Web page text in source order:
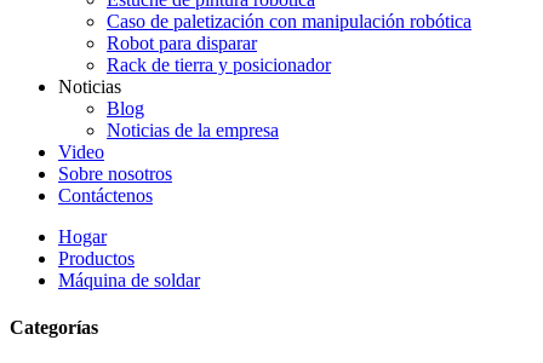
Caso de paletización con manipulación robótica
Robot para disparar
Rack de tierra y posicionador
Noticias
Blog
Noticias de la empresa
Video
Sobre nosotros
Contáctenos
Hogar
Productos
Máquina de soldar
Categorías